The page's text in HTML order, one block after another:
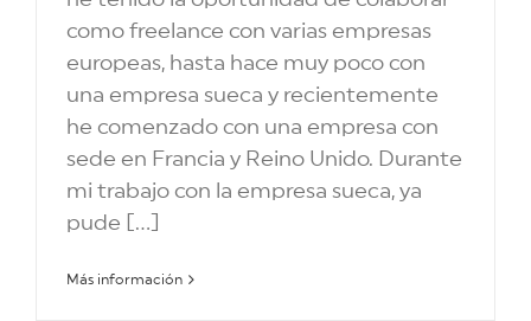
como freelance con varias empresas
europeas, hasta hace muy poco con
una empresa sueca y recientemente
he comenzado con una empresa con
sede en Francia y Reino Unido. Durante
mi trabajo con la empresa sueca, ya
pude [...]
Más información